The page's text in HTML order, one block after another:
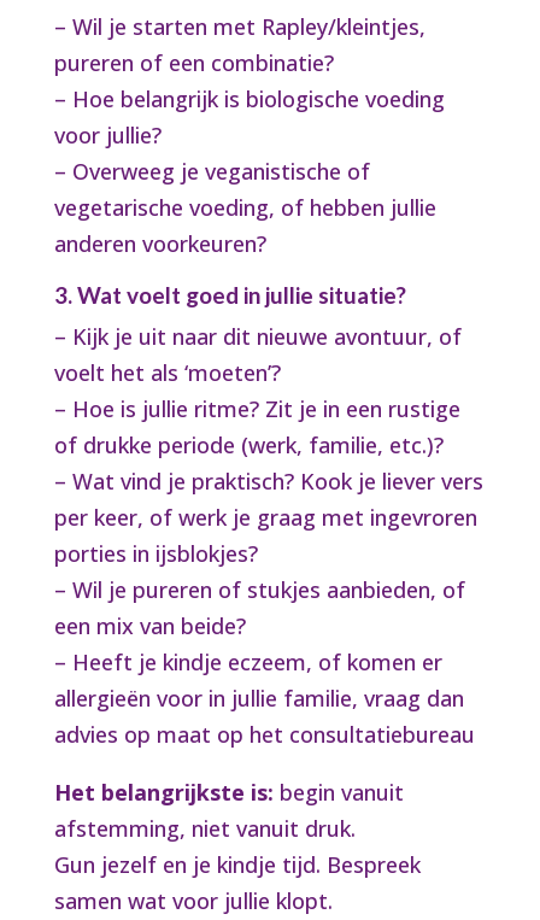
– Wil je starten met Rapley/kleintjes,
pureren of een combinatie?
– Hoe belangrijk is biologische voeding
voor jullie?
– Overweeg je veganistische of
vegetarische voeding, of hebben jullie
anderen voorkeuren?
3. Wat voelt goed in jullie situatie?
– Kijk je uit naar dit nieuwe avontuur, of
voelt het als ‘moeten’?
– Hoe is jullie ritme? Zit je in een rustige
of drukke periode (werk, familie, etc.)?
– Wat vind je praktisch? Kook je liever vers
per keer, of werk je graag met ingevroren
porties in ijsblokjes?
– Wil je pureren of stukjes aanbieden, of
een mix van beide?
– Heeft je kindje eczeem, of komen er
allergieën voor in jullie familie, vraag dan
advies op maat op het consultatiebureau
Het belangrijkste is: begin vanuit
afstemming, niet vanuit druk.
Gun jezelf en je kindje tijd. Bespreek
samen wat voor jullie klopt.